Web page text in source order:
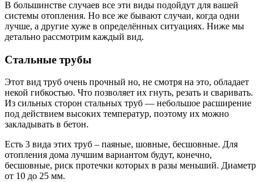
В большинстве случаев все эти виды подойдут для вашей
системы отопления. Но все же бывают случаи, когда одни
лучше, а другие хуже в определённых ситуациях. Ниже мы
детально рассмотрим каждый вид.
Стальные трубы
Этот вид труб очень прочный но, не смотря на это, обладает
некой гибкостью. Что позволяет их гнуть, резать и сваривать.
Из сильных сторон стальных труб — небольшое расширение
под действием высоких температур, поэтому их можно
закладывать в бетон.
Есть 3 вида этих труб – паяные, шовные, бесшовные. Для
отопления дома лучшим вариантом будут, конечно,
бесшовные, риск протечки которых в разы меньший. Диаметр
от 10 до 25 мм.